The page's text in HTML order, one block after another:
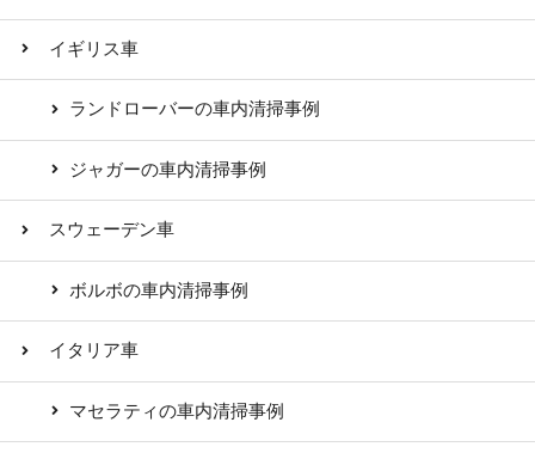
イギリス車
ランドローバーの車内清掃事例
ジャガーの車内清掃事例
スウェーデン車
ボルボの車内清掃事例
イタリア車
マセラティの車内清掃事例